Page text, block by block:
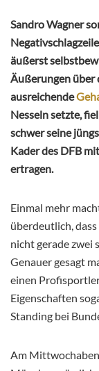
Sandro Wagner
äußerst
Äußerungen über
ausreichende
Nesseln setzte,
schwer seine
Kader des DFB
ertragen.
Einmal mehr
überdeutlich,
nicht gerade zwei
Genauer gesagt
einen
Eigenschaften
Standing bei
Am